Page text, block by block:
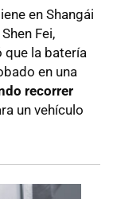
en Shangái
Fei,
que la batería
en una
recorrer
un vehículo